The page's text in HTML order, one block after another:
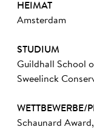
HEIMAT
Amsterdam
STUDIUM
Guildhall School
Sweelinck
WETTBEWERBE/
Schaunard